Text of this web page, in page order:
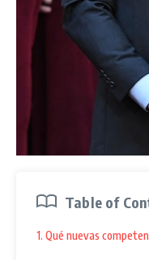
Table of
1. Qué nuevas